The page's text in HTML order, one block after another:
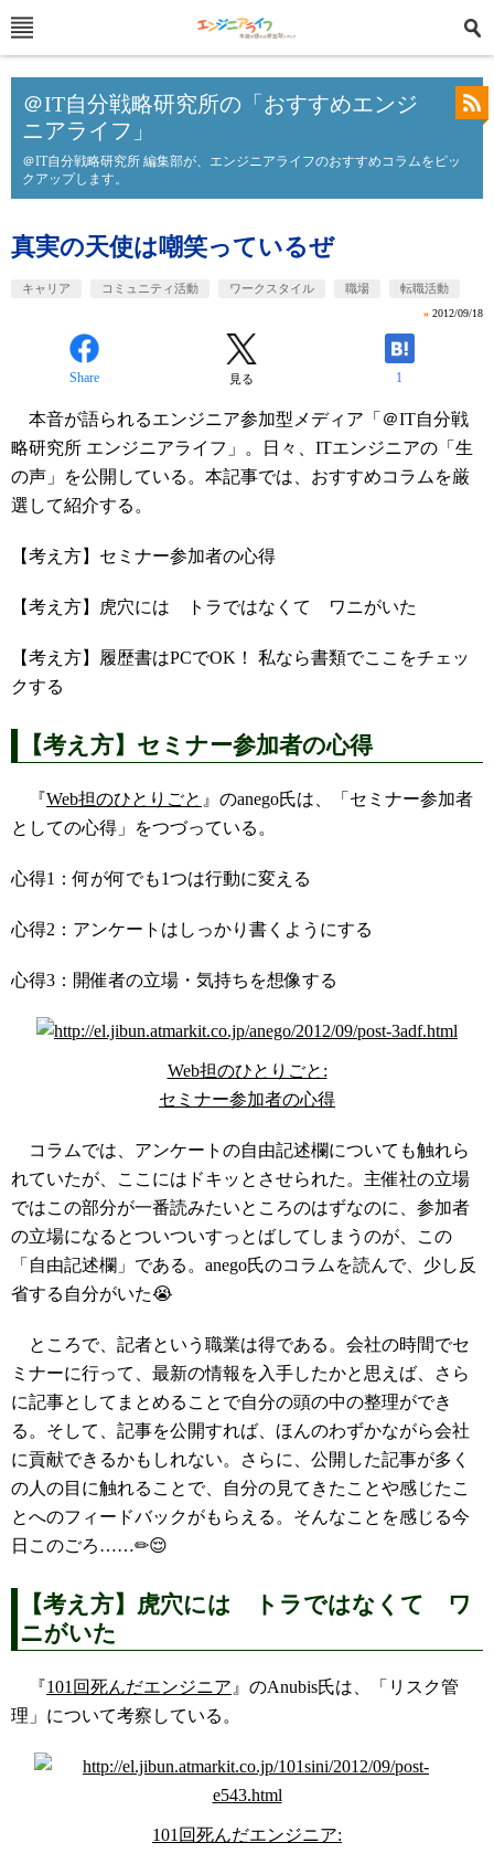
＠IT自分戦略研究所の「おすすめエンジ
ニアライフ」
＠IT自分戦略研究所 編集部が、エンジニアライフのおすすめコラムをピッ
クアップします。
真実の天使は嘲笑っているぜ
キャリア コミュニティ活動 ワークスタイル 職場 転職活動
» 2012/09/18
Share 見る 1
本音が語られるエンジニア参加型メディア「＠IT自分戦
略研究所 エンジニアライフ」。日々、ITエンジニアの「生
の声」を公開している。本記事では、おすすめコラムを厳
選して紹介する。
【考え方】セミナー参加者の心得
【考え方】虎穴には トラではなくて ワニがいた
【考え方】履歴書はPCでOK！ 私なら書類でここをチェッ
クする
【考え方】セミナー参加者の心得
『Web担のひとりごと 』のanego氏は、「セミナー参加者
としての心得」をつづっている。
心得1：何が何でも1つは行動に変える
心得2：アンケートはしっかり書くようにする
心得3：開催者の立場・気持ちを想像する
Web担のひとりごと:
セミナー参加者の心得
コラムでは、アンケートの自由記述欄についても触れら
れていたが、ここにはドキッとさせられた。主催社の立場
ではこの部分が一番読みたいところのはずなのに、参加者
の立場になるとついついすっとばしてしまうのが、この
「自由記述欄」である。anego氏のコラムを読んで、少し反
省する自分がいた😭
ところで、記者という職業は得である。会社の時間でセ
ミナーに行って、最新の情報を入手したかと思えば、さら
に記事としてまとめることで自分の頭の中の整理ができ
る。そして、記事を公開すれば、ほんのわずかながら会社
に貢献できるかもしれない。さらに、公開した記事が多く
の人の目に触れることで、自分の見てきたことや感じたこ
とへのフィードバックがもらえる。そんなことを感じる今
日このごろ……✏😌
【考え方】虎穴には トラではなくて ワ
ニがいた
『101回死んだエンジニア 』のAnubis氏は、「リスク管
理」について考察している。
101回死んだエンジニア: